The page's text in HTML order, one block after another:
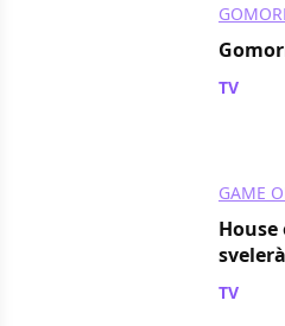
TV
GAME
House
TV